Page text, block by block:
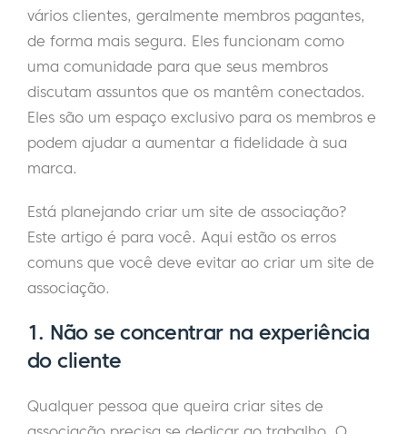
vários clientes, geralmente membros pagantes,
de forma mais segura. Eles funcionam como
uma comunidade para que seus membros
discutam assuntos que os mantêm conectados.
Eles são um espaço exclusivo para os membros e
podem ajudar a aumentar a fidelidade à sua
marca.
Está planejando criar um site de associação?
Este artigo é para você. Aqui estão os erros
comuns que você deve evitar ao criar um site de
associação.
1. Não se concentrar na experiência
do cliente
Qualquer pessoa que queira criar sites de